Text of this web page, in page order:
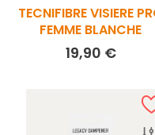
TECNIFIBRE VISIERE
FEMME BLANCHE
19,90 €Prix